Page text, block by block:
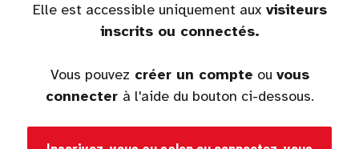
Elle est accessible uniquement auxvisiteurs
inscrits ou connectés.
Vous pouvez créer un compte ou vous
connecter à l'aide du bouton ci-dessous.